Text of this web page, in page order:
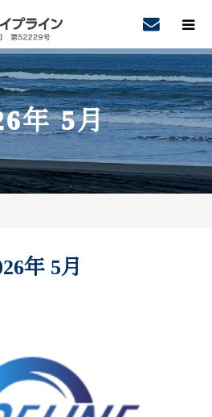
年 5月
年 5月